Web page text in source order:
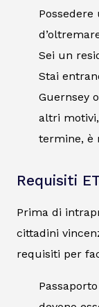
Sei un
Stai
Guernsey
altri
termine, è
Requisiti
Prima di
cittadini
requisiti per